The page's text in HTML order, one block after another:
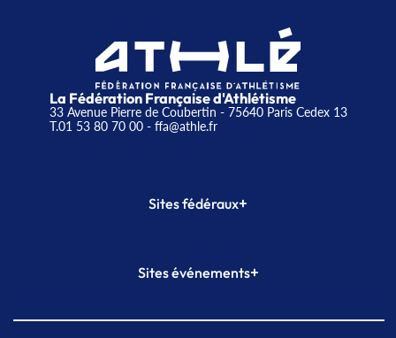
La Fédération Française d'Athlétisme
33 Avenue Pierre de Coubertin - 75640 Paris Cedex 13
T.01 53 80 70 00- ffa@athle.fr
Sites fédéraux+
Plateforme Formation
Sites événements+
Meeting de Paris indoor